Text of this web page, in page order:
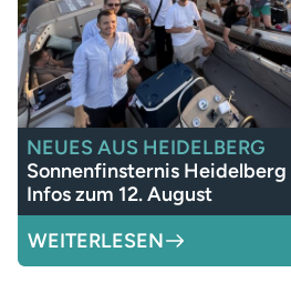
NEUES AUS HEIDELBERG
Sonnenfinsternis
Infos zum 12. August
WEITERLESEN